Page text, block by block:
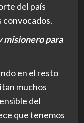
del país
convocados.
misionero para
en el resto
muchos
del
que tenemos